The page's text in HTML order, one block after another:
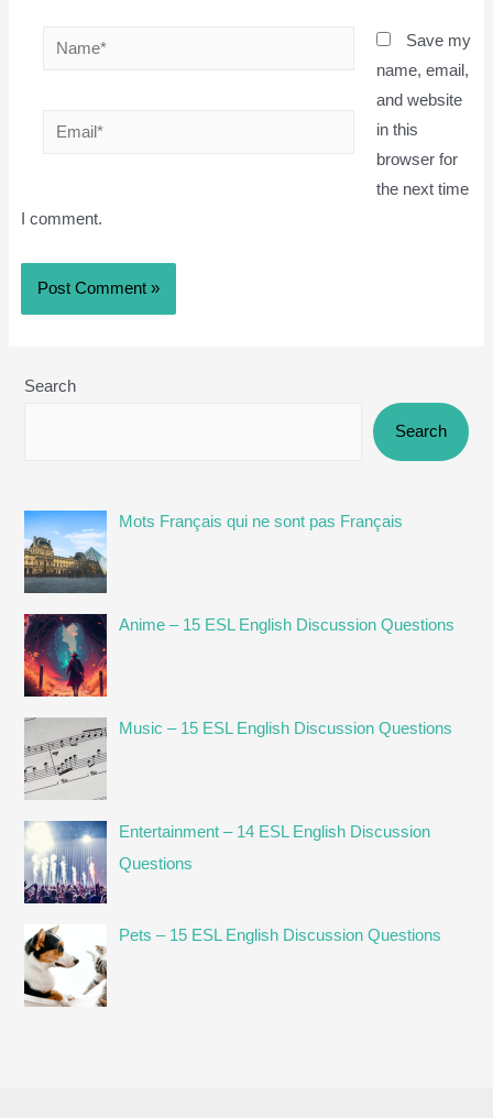
Name*
Email*
Save my
name, email,
and website
in this
browser for
the next time
I comment.
Search
Search
Mots Français qui ne sont pas Français
Anime – 15 ESL English Discussion Questions
Music – 15 ESL English Discussion Questions
Entertainment – 14 ESL English Discussion
Questions
Pets – 15 ESL English Discussion Questions